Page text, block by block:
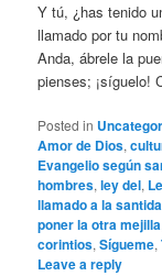
Y tú, ¿has tenido
llamado por tu
Anda, ábrele la
pienses; ¡síguelo!
Posted in
Amor de Dios,
Evangelio según
hombres,ley del,
llamado a la
poner la otra mejilla
corintios,Sígueme,
Leave a reply